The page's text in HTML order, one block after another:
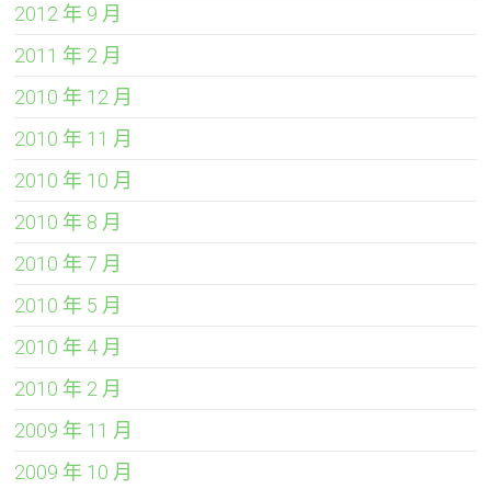
2012 年 9 月
2011 年 2 月
2010 年 12 月
2010 年 11 月
2010 年 10 月
2010 年 8 月
2010 年 7 月
2010 年 5 月
2010 年 4 月
2010 年 2 月
2009 年 11 月
2009 年 10 月